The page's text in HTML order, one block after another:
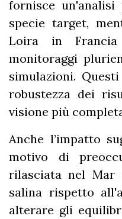
fornisce
specie target,
Loira in
monitoraggi
simulazioni.
robustezza dei
visione più
Anche l’impatto
motivo di
rilasciata nel Mar
salina rispetto
alterare gli